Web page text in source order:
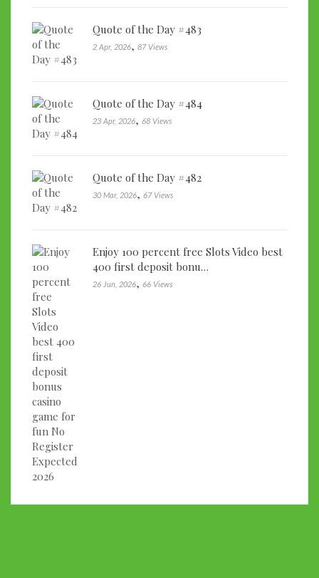
Quote of the Day #483
2 Apr, 2026, 87 Views
Quote of the Day #484
23 Apr, 2026, 68 Views
Quote of the Day #482
30 Mar, 2026, 67 Views
Enjoy 100 percent free Slots Video best
400 first deposit bonu…
26 Jun, 2026, 66 Views